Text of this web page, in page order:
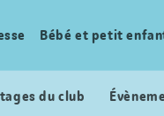
Bébé et petit
du club